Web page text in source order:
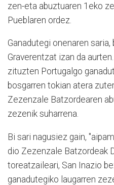
zen-eta abuztuaren 1eko
Pueblaren ordez.
Ganadutegi onenaren saria,
Graverentzat izan da
zituzten Portugalgo
bosgarren tokian atera
Zezenzale Batzordearen
zezenik suharrena.
Bi sari nagusiez gain,
dio Zezenzale Batzordeak
toreatzaileari, San Inazio
ganadutegiko laugarren